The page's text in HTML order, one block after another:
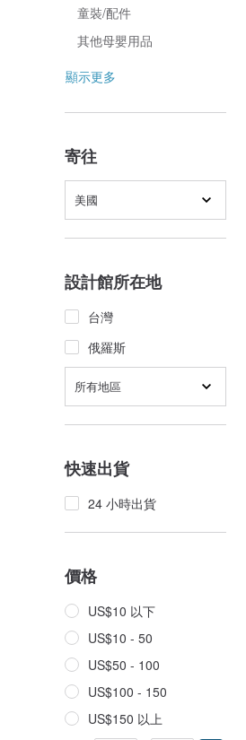
童裝/配件
其他母嬰用品
顯示更多
寄往
美國
設計館所在地
台灣
俄羅斯
所有地區
快速出貨
24 小時出貨
價格
US$10 以下
US$10 - 50
US$50 - 100
US$100 - 150
US$150 以上